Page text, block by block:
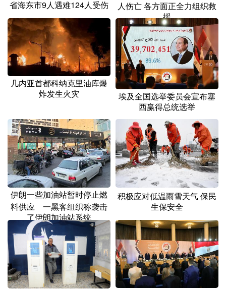
Русский язык 日本語 한국어
Deutsch
省海东市9人遇难124人受伤
人伤亡 各方面正全力组织救
援
几内亚首都科纳克里油库爆
炸发生火灾
埃及全国选举委员会宣布塞
西赢得总统选举
伊朗一些加油站暂时停止燃
料供应 一黑客组织称袭击
了伊朗加油站系统
积极应对低温雨雪天气 保民
生保安全